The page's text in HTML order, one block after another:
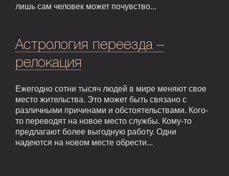
лишь сам человек может почувство...
Астрология переезда –
релокация
Ежегодно сотни тысяч людей в мире меняют свое
место жительства. Это может быть связано с
различными причинами и обстоятельствами. Кого-
то переводят на новое место службы. Кому-то
предлагают более выгодную работу. Одни
надеются на новом месте обрести...